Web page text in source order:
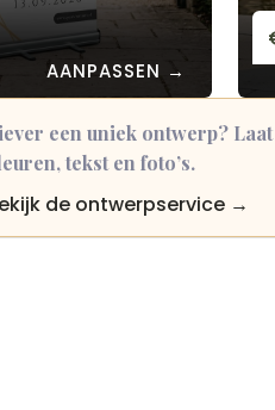
AANPASSEN →
een uniek ontwerp?
tekst en foto’s.
de ontwerpservice →